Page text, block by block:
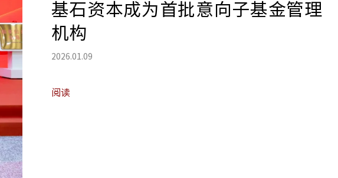
基石资本成为首批意向子基金管理
机构
2026.01.09
阅读